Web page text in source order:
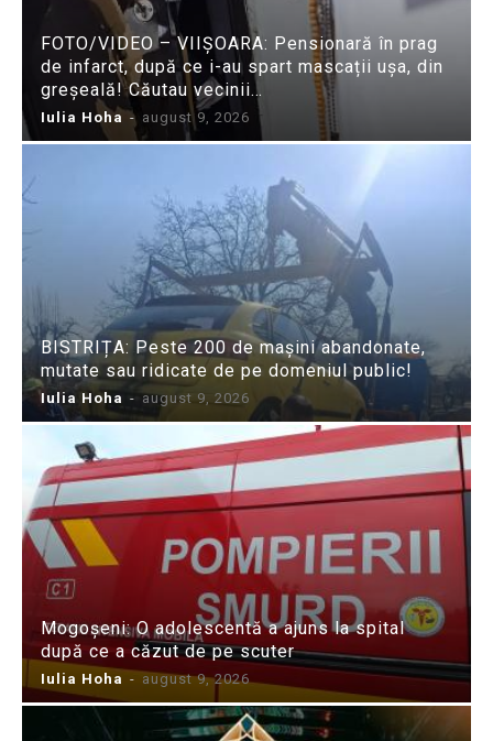
FOTO/VIDEO – VIIȘOARA: Pensionară în prag
de infarct, după ce i-au spart mascații ușa, din
greșeală! Căutau vecinii…
Iulia Hoha - august 9, 2026
BISTRIȚA: Peste 200 de mașini abandonate,
mutate sau ridicate de pe domeniul public!
Iulia Hoha - august 9, 2026
Mogoșeni: O adolescentă a ajuns la spital
după ce a căzut de pe scuter
Iulia Hoha - august 9, 2026